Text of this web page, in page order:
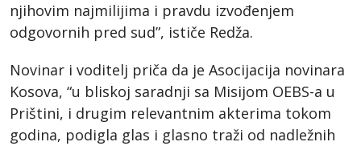
njihovim najmilijima i pravdu izvođenjem
odgovornih pred sud”, ističe Redža.
Novinar i voditelj priča da je Asocijacija novinara
Kosova, “u bliskoj saradnji sa Misijom OEBS-a u
Prištini, i drugim relevantnim akterima tokom
godina, podigla glas i glasno traži od nadležnih